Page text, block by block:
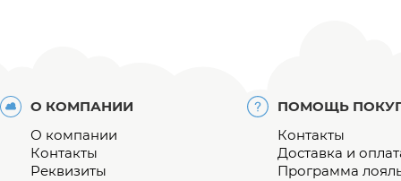
О КОМПАНИИ
О компании
Контакты
Реквизиты
ПОМОЩЬ
Контакты
Доставка и
Программа